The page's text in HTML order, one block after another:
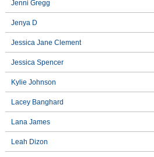
Jenni Gregg
Jenya D
Jessica Jane Clement
Jessica Spencer
Kylie Johnson
Lacey Banghard
Lana James
Leah Dizon